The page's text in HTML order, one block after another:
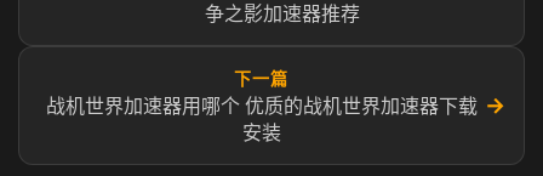
争之影加速器推荐
下一篇
战机世界加速器用哪个 优质的战机世界加速器下载
安装
→